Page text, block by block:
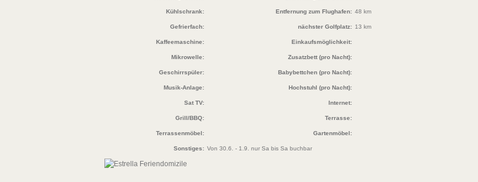
Kühlschrank: Entfernung zum Flughafen: 48 km
Gefrierfach: nächster Golfplatz: 13 km
Kaffeemaschine: Einkaufsmöglichkeit:
Mikrowelle: Zusatzbett (pro Nacht):
Geschirrspüler: Babybettchen (pro Nacht):
Musik-Anlage: Hochstuhl (pro Nacht):
Sat TV: Internet:
Grill/BBQ: Terrasse:
Terrassenmöbel: Gartenmöbel:
Sonstiges: Von 30.6. - 1.9. nur Sa bis Sa buchbar